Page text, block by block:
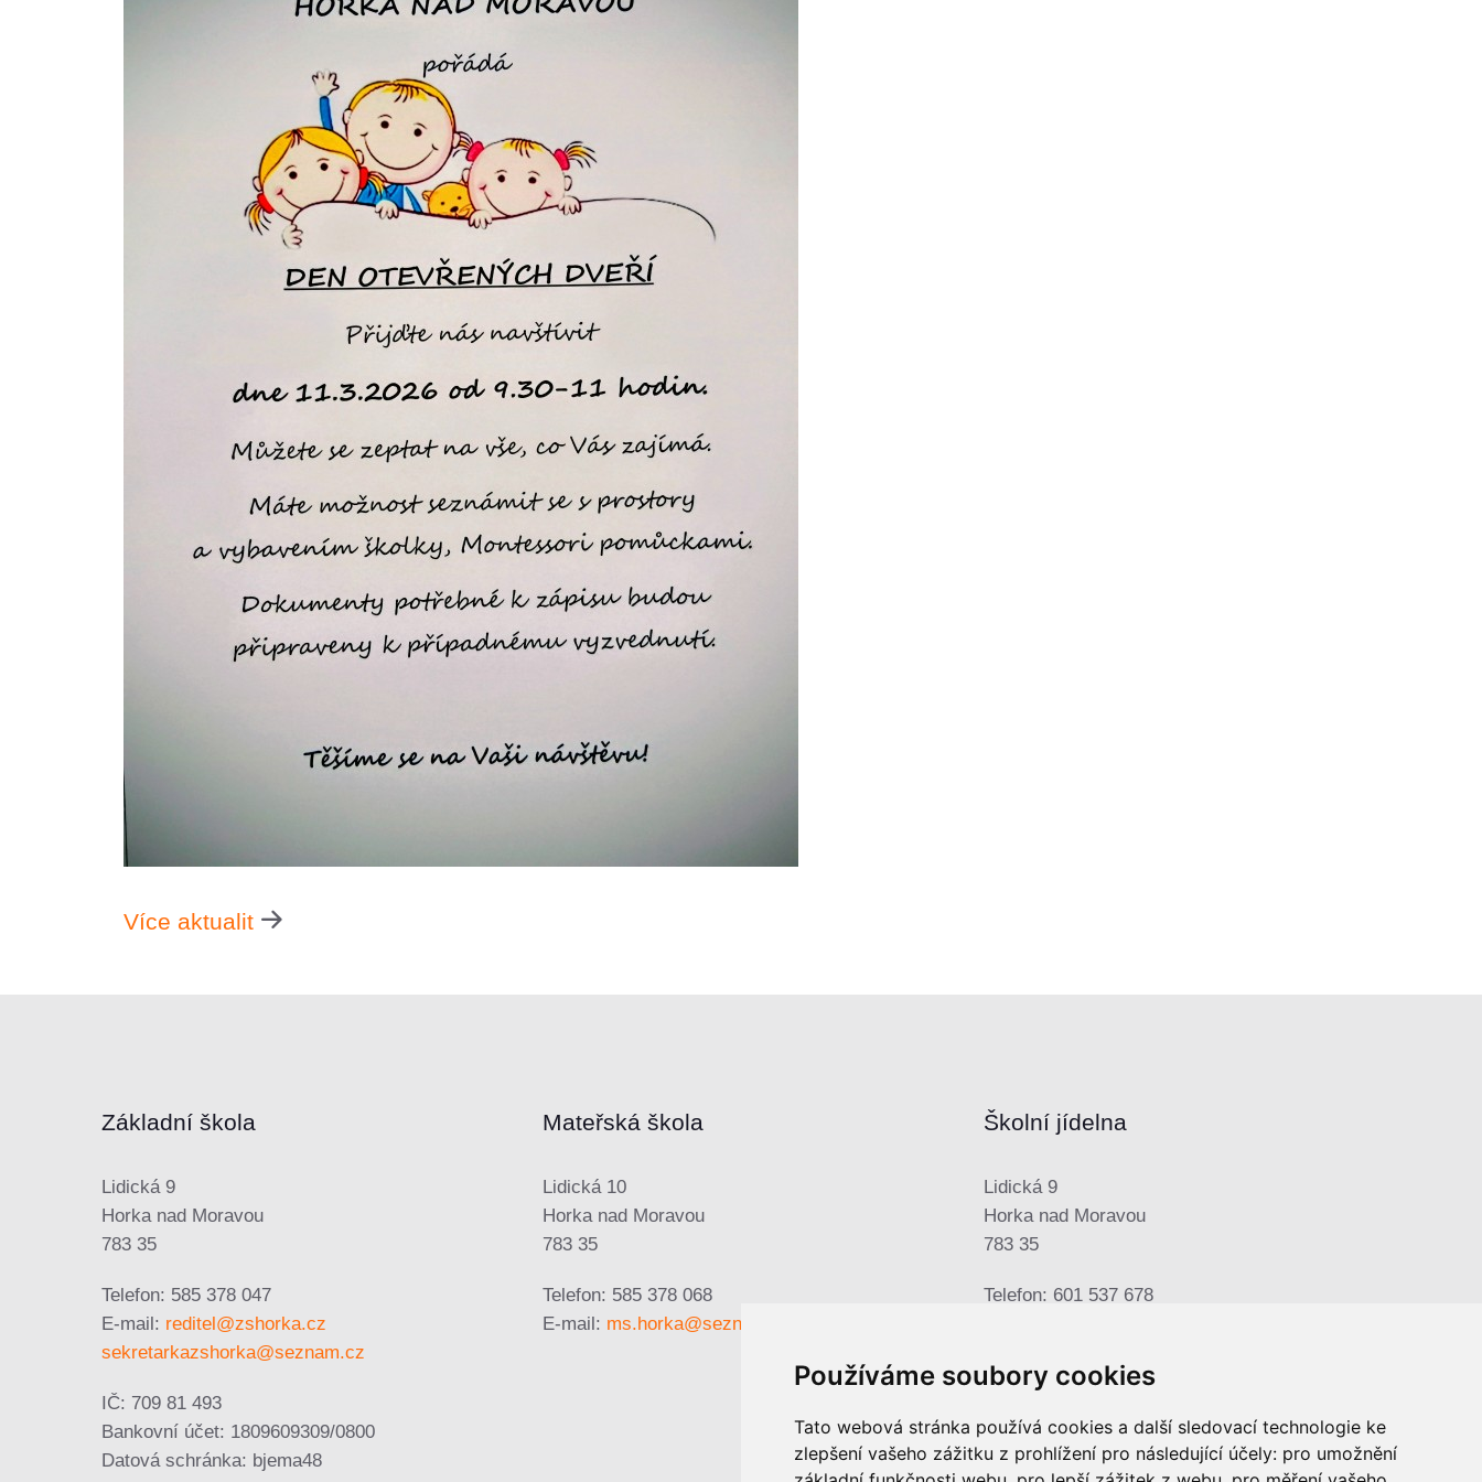
Používáme soubory cookies
Tato webová stránka používá cookies a další sledovací technologie ke
zlepšení vašeho zážitku z prohlížení pro následující účely: pro umožnění
Více aktualit
Základní škola
Lidická 9
Horka nad Moravou
783 35
Telefon: 585 378 047
E-mail: reditel@zshorka.cz
sekretarkazshorka@seznam.cz
IČ: 709 81 493
Bankovní účet: 1809609309/0800
Datová schránka: bjema48
Mateřská škola
Lidická 10
Horka nad Moravou
783 35
Telefon: 585 378 068
E-mail: ms.horka@seznam.cz
Školní jídelna
Lidická 9
Horka nad Moravou
783 35
Telefon: 601 537 678